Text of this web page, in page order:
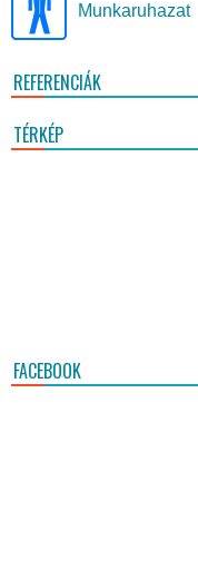
Munkaruhazat
REFERENCIÁK
TÉRKÉP
FACEBOOK